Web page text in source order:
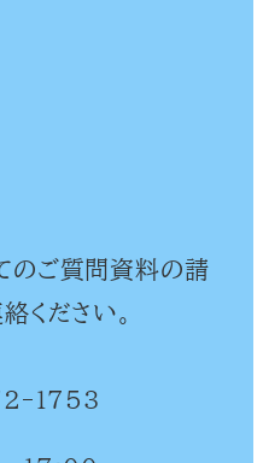
のご質問資料の請
ください。
1753